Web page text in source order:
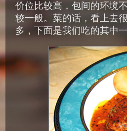
价位比较高，包间的环境
较一般。菜的话，看上去
多，下面是我们吃的其中